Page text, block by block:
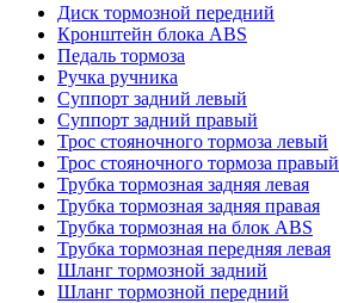
Диск тормозной передний
Кронштейн блока ABS
Педаль тормоза
Ручка ручника
Суппорт задний левый
Суппорт задний правый
Трос стояночного тормоза левый
Трос стояночного тормоза правый
Трубка тормозная задняя левая
Трубка тормозная задняя правая
Трубка тормозная на блок ABS
Трубка тормозная передняя левая
Шланг тормозной задний
Шланг тормозной передний